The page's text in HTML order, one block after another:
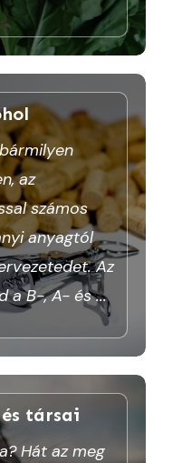
az
számos
anyagtól
Az
a B-, A- és...
társai
Hát az meg